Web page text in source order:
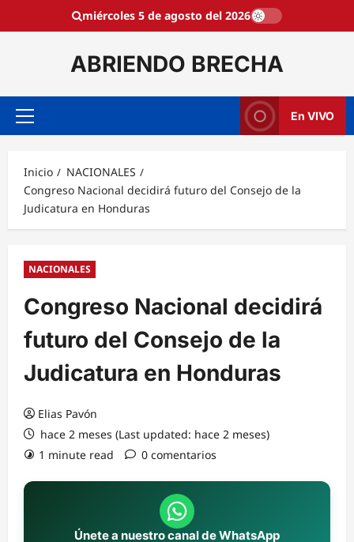
miércoles 5 de agosto del 2026
ABRIENDO BRECHA
Menú
En VIVO
Inicio
NACIONALES
Congreso Nacional decidirá futuro del Consejo de la
Judicatura en Honduras
NACIONALES
Congreso Nacional decidirá
futuro del Consejo de la
Judicatura en Honduras
Elias Pavón
hace 2 meses (Last updated: hace 2 meses)
1 minute read
0 comentarios
Únete a nuestro canal de WhatsApp